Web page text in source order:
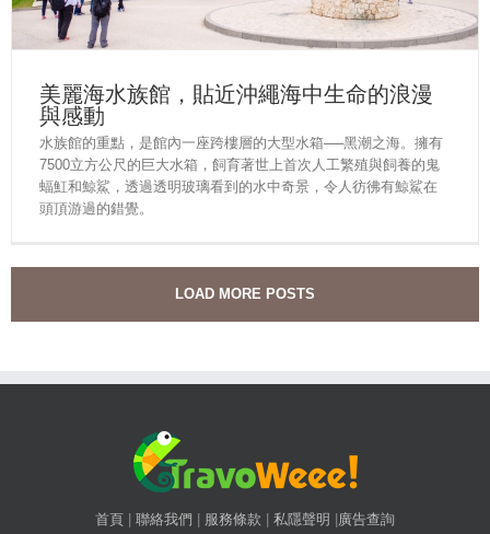
美麗海水族館，貼近沖繩海中生命的浪漫
與感動
水族館的重點，是館內一座跨樓層的大型水箱──黑潮之海。擁有
7500立方公尺的巨大水箱，飼育著世上首次人工繁殖與飼養的鬼
蝠魟和鯨鯊，透過透明玻璃看到的水中奇景，令人彷彿有鯨鯊在
頭頂游過的錯覺。
LOAD MORE POSTS
首頁 聯絡我們 服務條款 私隱聲明 廣告查詢